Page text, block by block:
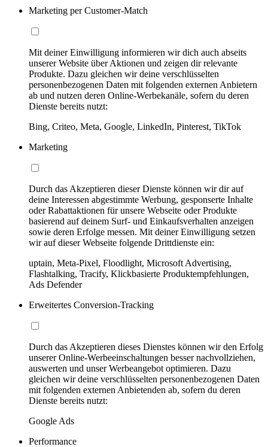
Marketing per Customer-Match
Mit deiner Einwilligung informieren wir dich auch abseits
unserer Website über Aktionen und zeigen dir relevante
Produkte. Dazu gleichen wir deine verschlüsselten
personenbezogenen Daten mit folgenden externen Anbietern
ab und nutzen deren Online-Werbekanäle, sofern du deren
Dienste bereits nutzt:
Bing, Criteo, Meta, Google, LinkedIn, Pinterest, TikTok
Marketing
Durch das Akzeptieren dieser Dienste können wir dir auf
deine Interessen abgestimmte Werbung, gesponserte Inhalte
oder Rabattaktionen für unsere Webseite oder Produkte
basierend auf deinem Surf- und Einkaufsverhalten anzeigen
sowie deren Erfolge messen. Mit deiner Einwilligung setzen
wir auf dieser Webseite folgende Drittdienste ein:
uptain, Meta-Pixel, Floodlight, Microsoft Advertising,
Flashtalking, Tracify, Klickbasierte Produktempfehlungen,
Ads Defender
Erweitertes Conversion-Tracking
Durch das Akzeptieren dieses Dienstes können wir den Erfolg
unserer Online-Werbeeinschaltungen besser nachvollziehen,
auswerten und unser Werbeangebot optimieren. Dazu
gleichen wir deine verschlüsselten personenbezogenen Daten
mit folgenden externen Anbietenden ab, sofern du deren
Dienste bereits nutzt:
Google Ads
Performance